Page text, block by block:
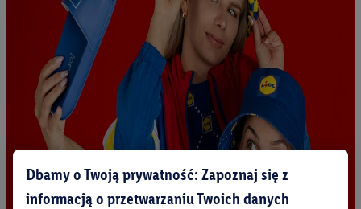
Dbamy o Twoją prywatność: Zapoznaj się z
informacją o przetwarzaniu Twoich danych